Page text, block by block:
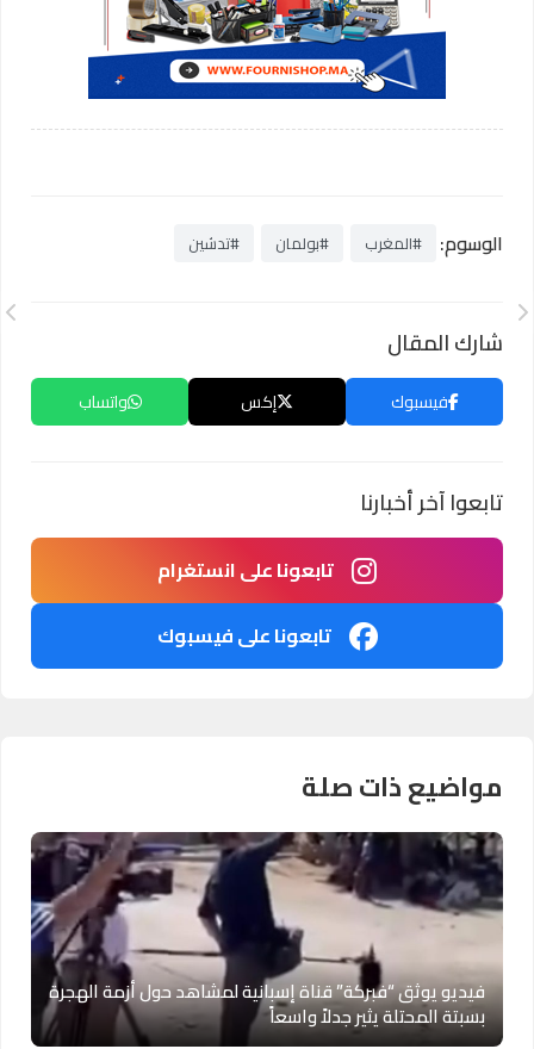
الوسوم: #المغرب #بولمان #تدشين
شارك المقال
فيسبوك إكس واتساب
تابعوا آخر أخبارنا
تابعونا على انستغرام
تابعونا على فيسبوك
مواضيع ذات صلة
فيديو يوثق “فبركة” قناة إسبانية لمشاهد حول أزمة الهجرة
بسبتة المحتلة يثير جدلاً واسعاً